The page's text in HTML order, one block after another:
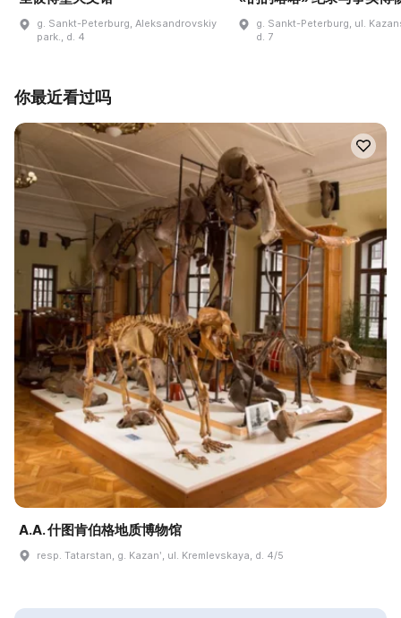
g. Sankt-Peterburg, Aleksandrovskiy
park., d. 4
g. Sankt-Peterburg, ul.
d. 7
你最近看过吗
A.A. 什图肯伯格地质博物馆
resp. Tatarstan, g. Kazanʹ, ul. Kremlevskaya, d. 4/5